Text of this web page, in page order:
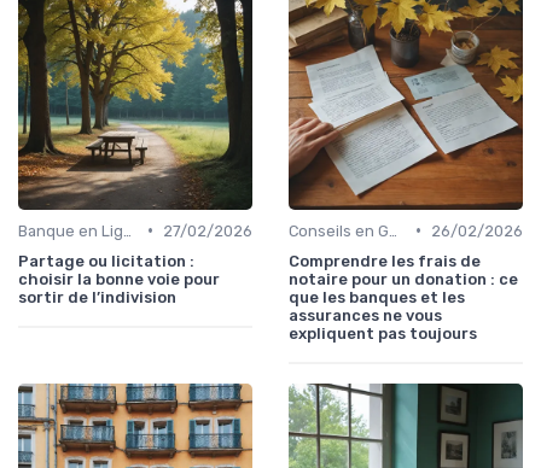
•
27/02/2026
Partage ou licitation :
choisir la bonne voie pour
sortir de l’indivision
•
26/02/2026
Comprendre les frais de
notaire pour un donation : ce
que les banques et les
assurances ne vous
expliquent pas toujours